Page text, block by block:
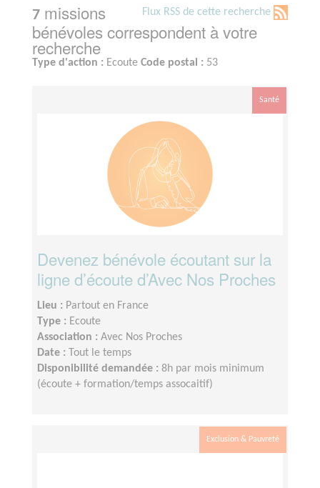
Flux RSS de cette recherche
7 missions
bénévoles correspondent à votre
recherche
Type d'action : Ecoute Code postal : 53
Santé
Devenez bénévole écoutant sur la
ligne d’écoute d’Avec Nos Proches
Lieu : Partout en France
Type : Ecoute
Association : Avec Nos Proches
Date :
Tout le temps
Disponibilité demandée : 8h par mois minimum
(écoute + formation/temps assocaitif)
Exclusion & Pauvreté